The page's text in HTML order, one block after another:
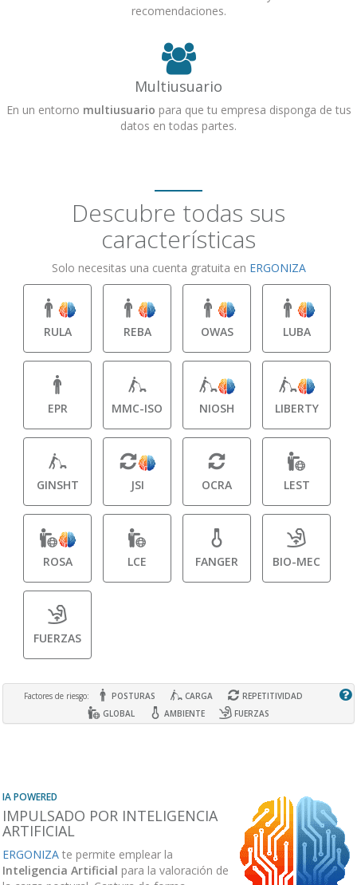
recomendaciones.
Multiusuario
En un entorno multiusuario para que tu empresa disponga de tus
datos en todas partes.
Descubre todas sus
características
Solo necesitas una cuenta gratuita en ERGONIZA
RULA REBA OWAS LUBA
EPR MMC-ISO NIOSH LIBERTY
GINSHT JSI OCRA LEST
ROSA LCE FANGER BIO-MEC
FUERZAS
Factores de riesgo: POSTURAS CARGA
REPETITIVIDAD
GLOBAL
AMBIENTE FUERZAS
IA POWERED
IMPULSADO POR INTELIGENCIA
ARTIFICIAL
ERGONIZA te permite emplear la
Inteligencia Artificial para la valoración de